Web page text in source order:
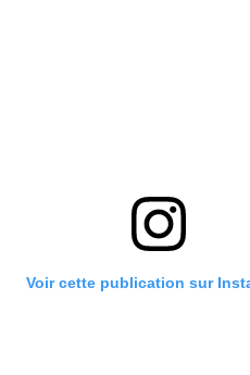
Voir cette publication sur